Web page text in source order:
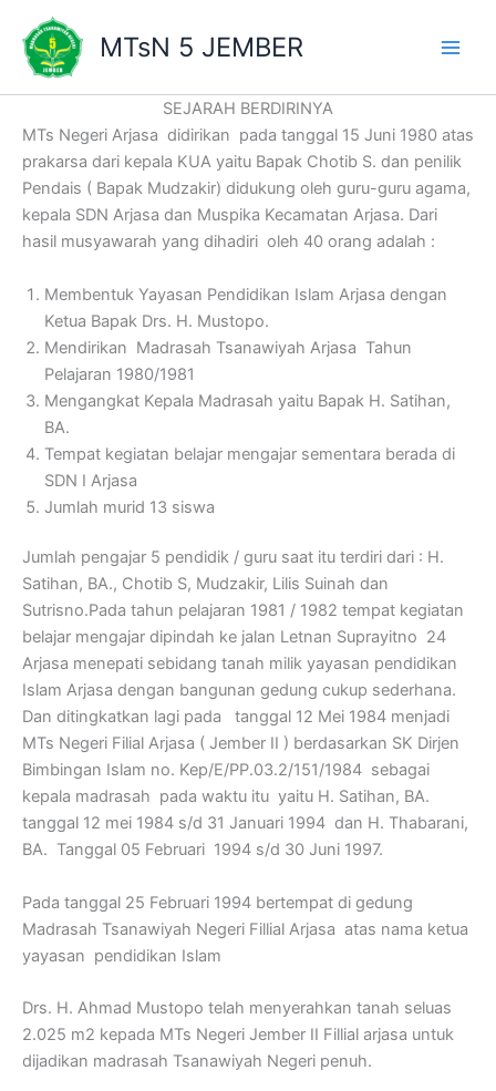
konten
MTsN 5 JEMBER
SEJARAH BERDIRINYA
MTs Negeri Arjasa didirikan pada tanggal 15 Juni 1980 atas
prakarsa dari kepala KUA yaitu Bapak Chotib S. dan penilik
Pendais ( Bapak Mudzakir) didukung oleh guru-guru agama,
kepala SDN Arjasa dan Muspika Kecamatan Arjasa. Dari
hasil musyawarah yang dihadiri oleh 40 orang adalah :
Membentuk Yayasan Pendidikan Islam Arjasa dengan
Ketua Bapak Drs. H. Mustopo.
Mendirikan Madrasah Tsanawiyah Arjasa Tahun
Pelajaran 1980/1981
Mengangkat Kepala Madrasah yaitu Bapak H. Satihan,
BA.
Tempat kegiatan belajar mengajar sementara berada di
SDN I Arjasa
Jumlah murid 13 siswa
Jumlah pengajar 5 pendidik / guru saat itu terdiri dari : H.
Satihan, BA., Chotib S, Mudzakir, Lilis Suinah dan
Sutrisno.Pada tahun pelajaran 1981 / 1982 tempat kegiatan
belajar mengajar dipindah ke jalan Letnan Suprayitno 24
Arjasa menepati sebidang tanah milik yayasan pendidikan
Islam Arjasa dengan bangunan gedung cukup sederhana.
Dan ditingkatkan lagi pada tanggal 12 Mei 1984 menjadi
MTs Negeri Filial Arjasa ( Jember II ) berdasarkan SK Dirjen
Bimbingan Islam no. Kep/E/PP.03.2/151/1984 sebagai
kepala madrasah pada waktu itu yaitu H. Satihan, BA.
tanggal 12 mei 1984 s/d 31 Januari 1994 dan H. Thabarani,
BA. Tanggal 05 Februari 1994 s/d 30 Juni 1997.
Pada tanggal 25 Februari 1994 bertempat di gedung
Madrasah Tsanawiyah Negeri Fillial Arjasa atas nama ketua
yayasan pendidikan Islam
Drs. H. Ahmad Mustopo telah menyerahkan tanah seluas
2.025 m2 kepada MTs Negeri Jember II Fillial arjasa untuk
dijadikan madrasah Tsanawiyah Negeri penuh.